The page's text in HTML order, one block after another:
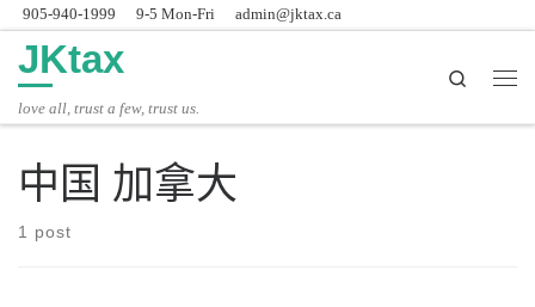
Skip to content
905-940-1999 9-5 Mon-Fri admin@jktax.ca
JKtax
love all, trust a few, trust us.
Search
中国 加拿大
1 post